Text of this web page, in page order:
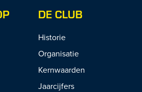
DE CLUB
Historie
Organisatie
Kernwaarden
Jaarcijfers